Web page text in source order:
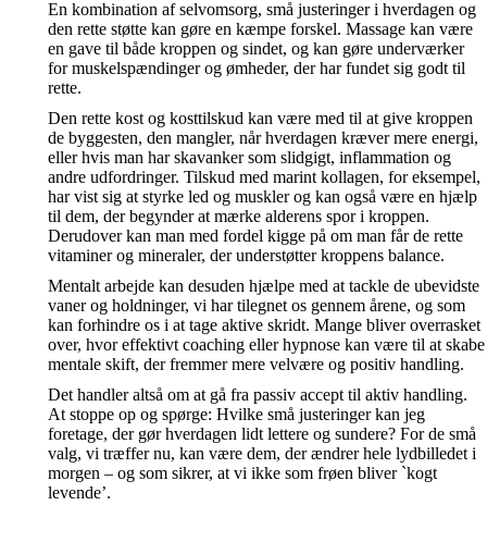
En kombination af selvomsorg, små justeringer i hverdagen og
den rette støtte kan gøre en kæmpe forskel. Massage kan være
en gave til både kroppen og sindet, og kan gøre underværker
for muskelspændinger og ømheder, der har fundet sig godt til
rette.
Den rette kost og kosttilskud kan være med til at give kroppen
de byggesten, den mangler, når hverdagen kræver mere energi,
eller hvis man har skavanker som slidgigt, inflammation og
andre udfordringer. Tilskud med marint kollagen, for eksempel,
har vist sig at styrke led og muskler og kan også være en hjælp
til dem, der begynder at mærke alderens spor i kroppen.
Derudover kan man med fordel kigge på om man får de rette
vitaminer og mineraler, der understøtter kroppens balance.
Mentalt arbejde kan desuden hjælpe med at tackle de ubevidste
vaner og holdninger, vi har tilegnet os gennem årene, og som
kan forhindre os i at tage aktive skridt. Mange bliver overrasket
over, hvor effektivt coaching eller hypnose kan være til at skabe
mentale skift, der fremmer mere velvære og positiv handling.
Det handler altså om at gå fra passiv accept til aktiv handling.
At stoppe op og spørge: Hvilke små justeringer kan jeg
foretage, der gør hverdagen lidt lettere og sundere? For de små
valg, vi træffer nu, kan være dem, der ændrer hele lydbilledet i
morgen – og som sikrer, at vi ikke som frøen bliver `kogt
levende’.